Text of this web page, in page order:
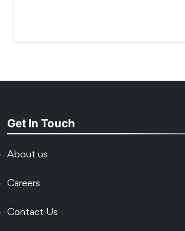
Get In Touch
About us
Careers
Contact Us